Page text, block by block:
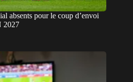
absents pour le coup d’envoi
2027